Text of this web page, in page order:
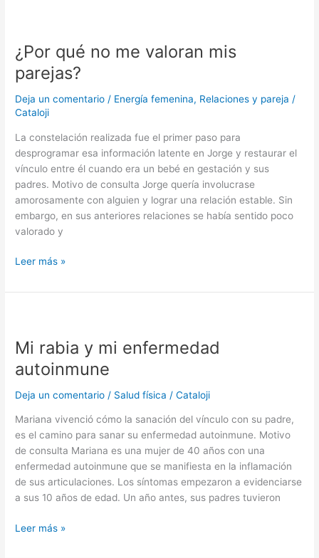
¿Por qué no me valoran mis
parejas?
Deja un comentario / Energía femenina, Relaciones y pareja /
Cataloji
La constelación realizada fue el primer paso para
desprogramar esa información latente en Jorge y restaurar el
vínculo entre él cuando era un bebé en gestación y sus
padres. Motivo de consulta Jorge quería involucrase
amorosamente con alguien y lograr una relación estable. Sin
embargo, en sus anteriores relaciones se había sentido poco
valorado y
no
valoran
mis
parejas?
Leer más »
Mi rabia y mi enfermedad
autoinmune
Deja un comentario / Salud física /Cataloji
Mariana vivenció cómo la sanación del vínculo con su padre,
es el camino para sanar su enfermedad autoinmune. Motivo
de consulta Mariana es una mujer de 40 años con una
enfermedad autoinmune que se manifiesta en la inflamación
de sus articulaciones. Los síntomas empezaron a evidenciarse
a sus 10 años de edad. Un año antes, sus padres tuvieron
y
enfermedad
autoinmune
Leer más »